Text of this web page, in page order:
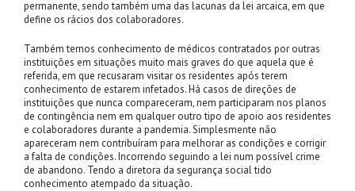
permanente, sendo também uma das lacunas da lei arcaica, em que
define os rácios dos colaboradores.
Também temos conhecimento de médicos contratados por outras
instituições em situações muito mais graves do que aquela que é
referida, em que recusaram visitar os residentes após terem
conhecimento de estarem infetados. Há casos de direções de
instituições que nunca compareceram, nem participaram nos planos
de contingência nem em qualquer outro tipo de apoio aos residentes
e colaboradores durante a pandemia. Simplesmente não
apareceram nem contribuíram para melhorar as condições e corrigir
a falta de condições. Incorrendo seguindo a lei num possível crime
de abandono. Tendo a diretora da segurança social tido
conhecimento atempado da situação.